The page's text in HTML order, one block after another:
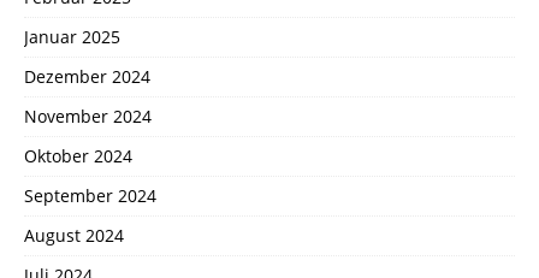
Januar 2025
Dezember 2024
November 2024
Oktober 2024
September 2024
August 2024